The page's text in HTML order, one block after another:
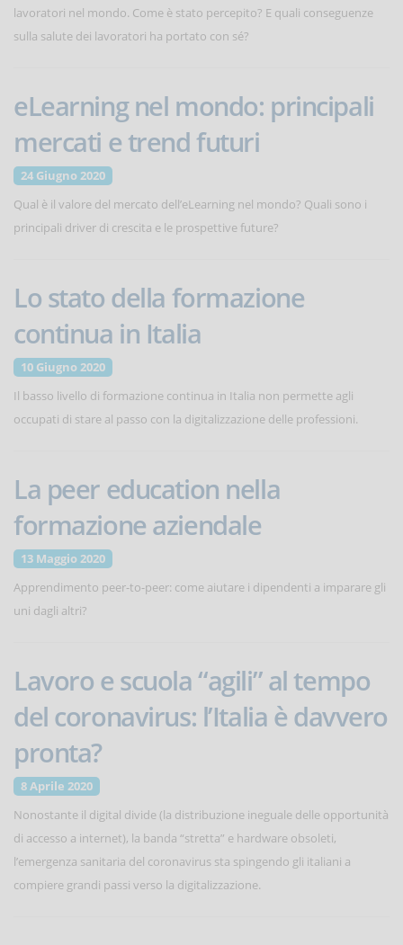
lavoratori nel mondo. Come è stato percepito? E quali conseguenze
sulla salute dei lavoratori ha portato con sé?
eLearning nel mondo: principali
mercati e trend futuri
24 Giugno 2020
Qual è il valore del mercato dell’eLearning nel mondo? Quali sono i
principali driver di crescita e le prospettive future?
Lo stato della formazione
continua in Italia
10 Giugno 2020
Il basso livello di formazione continua in Italia non permette agli
occupati di stare al passo con la digitalizzazione delle professioni.
La peer education nella
formazione aziendale
13 Maggio 2020
Apprendimento peer-to-peer: come aiutare i dipendenti a imparare gli
uni dagli altri?
Lavoro e scuola “agili” al tempo
del coronavirus: l’Italia è davvero
pronta?
8 Aprile 2020
Nonostante il digital divide (la distribuzione ineguale delle opportunità
di accesso a internet), la banda “stretta” e hardware obsoleti,
l’emergenza sanitaria del coronavirus sta spingendo gli italiani a
compiere grandi passi verso la digitalizzazione.